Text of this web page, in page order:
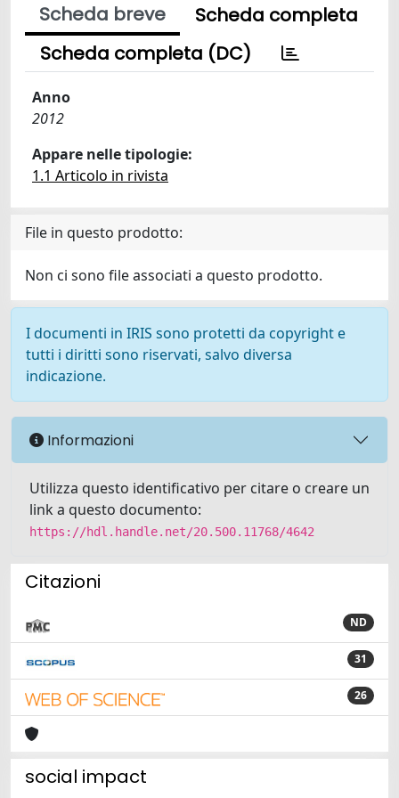
Scheda breve
Scheda completa
Scheda completa (DC)
Anno
2012
Appare nelle tipologie:
1.1 Articolo in rivista
File in questo prodotto:
Non ci sono file associati a questo prodotto.
I documenti in IRIS sono protetti da copyright e
tutti i diritti sono riservati, salvo diversa
indicazione.
Informazioni
Utilizza questo identificativo per citare o creare un
link a questo documento:
https://hdl.handle.net/20.500.11768/4642
Citazioni
ND
31
26
social impact